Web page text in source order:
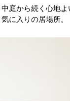
中庭から続く心地
気に入りの居場所。